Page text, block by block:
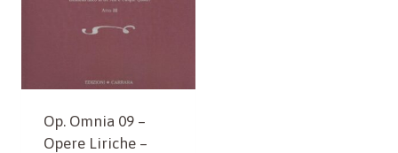
Op. Omnia 09 –
Opere Liriche –